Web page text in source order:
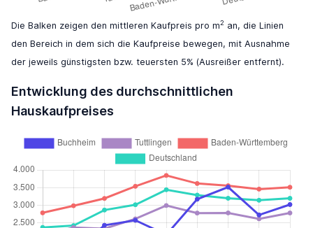
Die Balken zeigen den mittleren Kaufpreis pro m2 an, die Linien
den Bereich in dem sich die Kaufpreise bewegen, mit Ausnahme
der jeweils günstigsten bzw. teuersten 5% (Ausreißer entfernt).
Entwicklung des durchschnittlichen
Hauskaufpreises